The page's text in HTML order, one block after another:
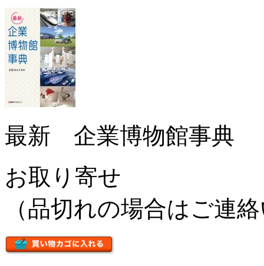
最新 企業博物館事典
お取り寄せ
（品切れの場合はご連